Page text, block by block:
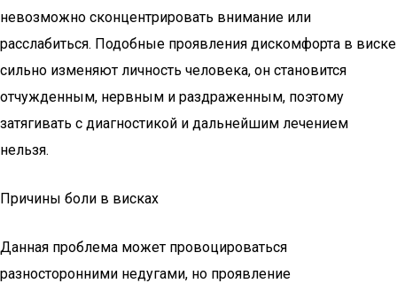
невозможно сконцентрировать внимание или
расслабиться. Подобные проявления дискомфорта в виске
сильно изменяют личность человека, он становится
отчужденным, нервным и раздраженным, поэтому
затягивать с диагностикой и дальнейшим лечением
нельзя.
Причины боли в висках
Данная проблема может провоцироваться
разносторонними недугами, но проявление